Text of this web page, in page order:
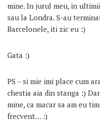
mine. In jurul meu, in
sau la Londra. S-au
Barcelonele, iti zic eu :)
Gata :)
PS – si mie imi place cum
chestia aia din stanga :)
mine, ca macar sa am eu
frecvent… :)